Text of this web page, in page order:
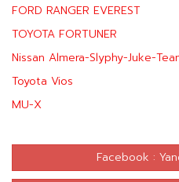
FORD RANGER EVEREST
TOYOTA FORTUNER
Nissan Almera-Slyphy-Juke-
Toyota Vios
MU-X
Facebook :